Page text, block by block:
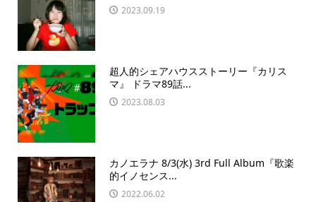
2023.09.19
超人的シェアハウスストーリー『カリス
マ』 ドラマ89話...
2023.08.03
カノエラナ 8/3(水) 3rd Full Album『歌楽
的イノセンス...
2022.06.02